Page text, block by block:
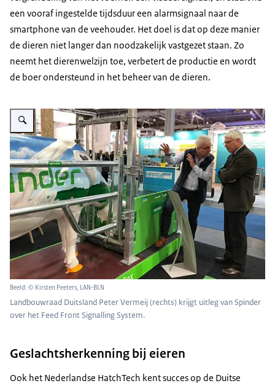
een vooraf ingestelde tijdsduur een alarmsignaal naar de
smartphone van de veehouder. Het doel is dat op deze manier
de dieren niet langer dan noodzakelijk vastgezet staan. Zo
neemt het dierenwelzijn toe, verbetert de productie en wordt
de boer ondersteund in het beheer van de dieren.
Vergroot afbeelding Eurotier
Beeld: © Kirsten Peeters, LAN-BLN
Landbouwraad Duitsland Peter Vermeij (rechts) krijgt uitleg van Spinder
over het Feed Front Signalling System.
Geslachtsherkenning bij eieren
Ook het Nederlandse HatchTech kent succes op de Duitse